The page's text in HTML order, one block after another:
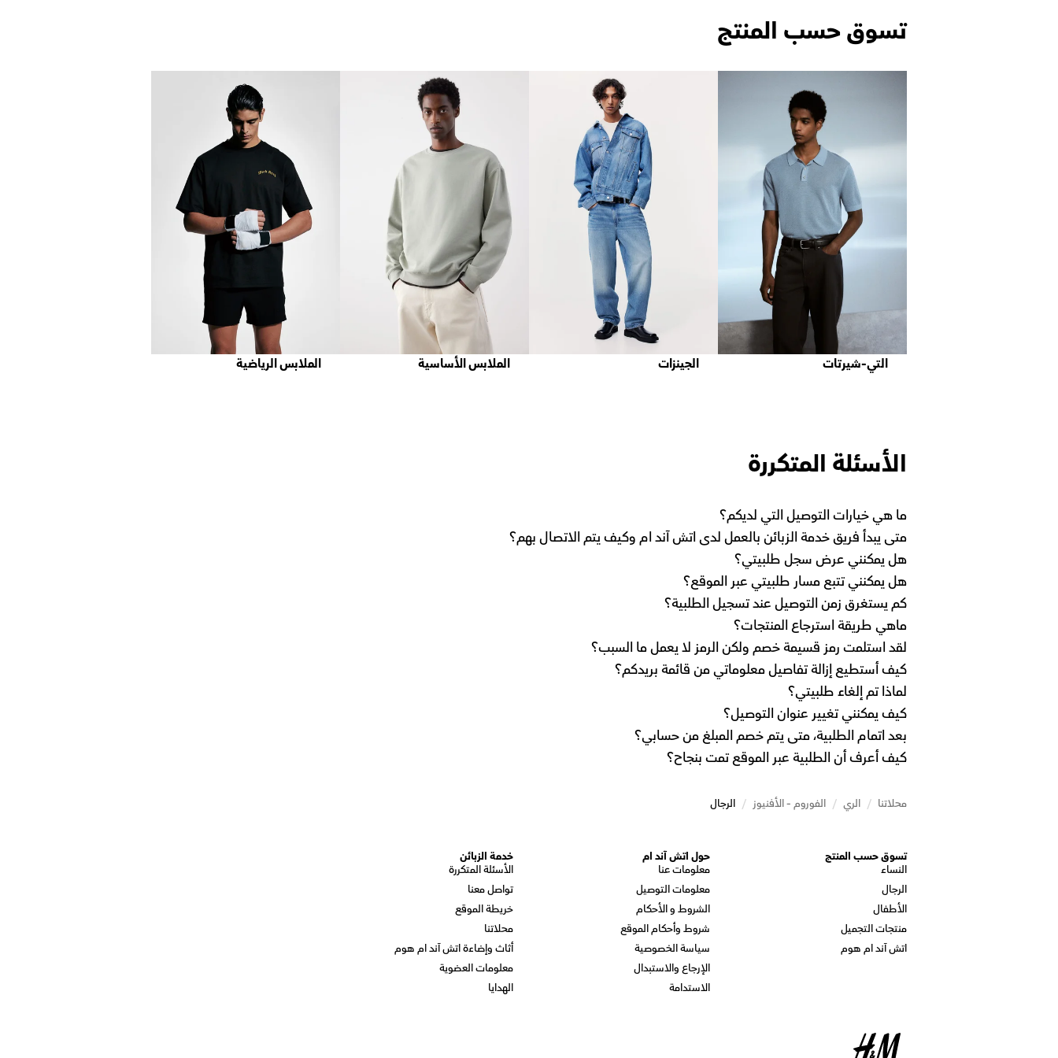
تسوق حسب المنتج
التي-شيرتات الجينزات الملابس الأساسية الملابس الرياضية
الأسئلة المتكررة
ما هي خيارات التوصيل التي لديكم؟
متى يبدأ فريق خدمة الزبائن بالعمل لدى اتش آند ام وكيف يتم الاتصال بهم؟
هل يمكنني عرض سجل طلبيتي؟
هل يمكنني تتبع مسار طلبيتي عبر الموقع؟
كم يستغرق زمن التوصيل عند تسجيل الطلبية؟
ماهي طريقة استرجاع المنتجات؟
لقد استلمت رمز قسيمة خصم ولكن الرمز لا يعمل ما السبب؟
كيف أستطيع إزالة تفاصيل معلوماتي من قائمة بريدكم؟
لماذا تم إلغاء طلبيتي؟
كيف يمكنني تغيير عنوان التوصيل؟
بعد اتمام الطلبية، متى يتم خصم المبلغ من حسابي؟
كيف أعرف أن الطلبية عبر الموقع تمت بنجاح؟
محلاتنا / الري / الفوروم - الأفنيوز / الرجال
تسوق حسب المنتج
النساء
الرجال
الأطفال
منتجات التجميل
اتش آند ام هوم
حول اتش آند ام
معلومات عنا
معلومات التوصيل
الشروط و الأحكام
شروط وأحكام الموقع
سياسة الخصوصية
الإرجاع والاستبدال
الاستدامة
خدمة الزبائن
الأسئلة المتكررة
تواصل معنا
خريطة الموقع
محلاتنا
أثاث وإضاءة اتش آند ام هوم
معلومات العضوية
الهدايا